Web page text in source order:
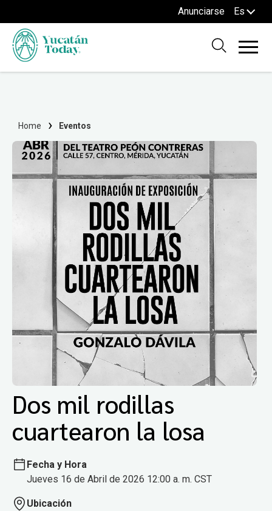
Anunciarse Es
Home Eventos
Dos mil rodillas
cuartearon la losa
Fecha y Hora
Jueves 16 de Abril de 2026 12:00 a. m. CST
Ubicación